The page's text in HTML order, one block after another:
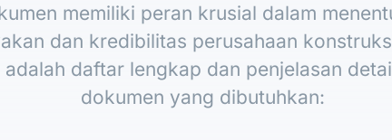
memiliki peran krusial dalam
dan kredibilitas perusahaan
daftar lengkap dan penjelasan
dokumen yang dibutuhkan: